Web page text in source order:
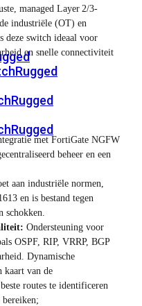
managed Layer 2/3-
industriële (OT) en
deze switch ideaal voor
en snelle connectiviteit
met FortiGate NGFW
beheer en een
aan industriële normen,
en is bestand tegen
Ondersteuning voor
OSPF, RIP, VRRP, BGP
Dynamische
kaart van de
routes te identificeren